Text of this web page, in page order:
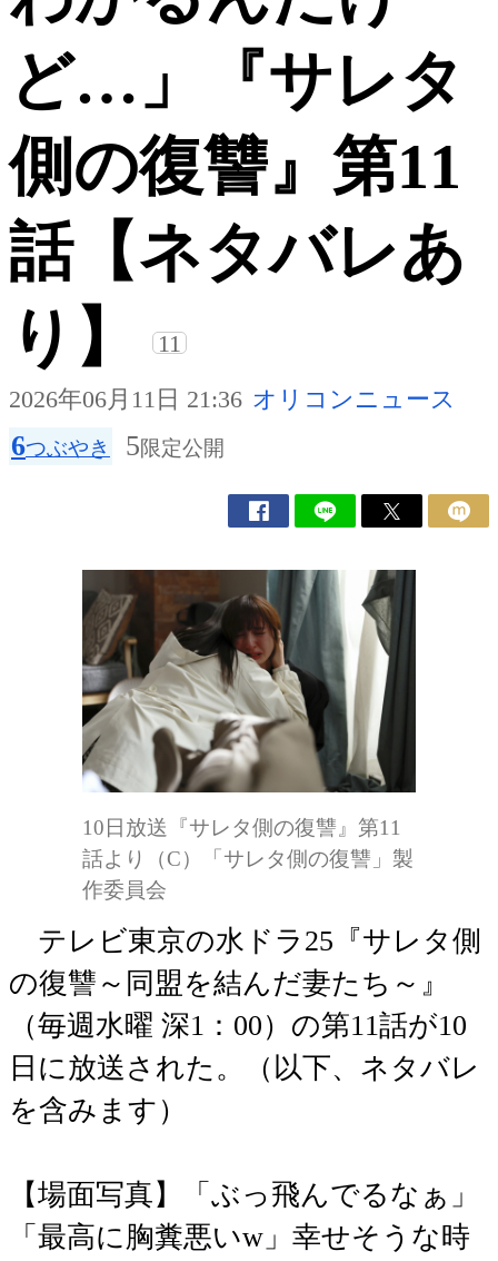
ど…」『サレタ
側の復讐』第11
話【ネタバレあ
り】
11
2026年06月11日 21:36 オリコンニュース
6つぶやき 5限定公開
10日放送『サレタ側の復讐』第11
話より（C）「サレタ側の復讐」製
作委員会
テレビ東京の水ドラ25『サレタ側
の復讐～同盟を結んだ妻たち～』
（毎週水曜 深1：00）の第11話が10
日に放送された。（以下、ネタバレ
を含みます）
【場面写真】「ぶっ飛んでるなぁ」
「最高に胸糞悪いw」幸せそうな時